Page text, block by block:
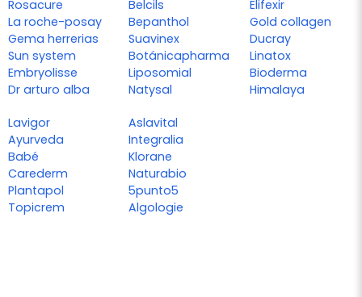
Rosacure
La roche-posay
Gema herrerias
Sun system
Embryolisse
Dr arturo alba
Belcils
Bepanthol
Suavinex
Botánicapharma
Liposomial
Natysal
Elifexir
Gold collagen
Ducray
Linatox
Bioderma
Himalaya
Lavigor
Ayurveda
Babé
Carederm
Plantapol
Topicrem
Aslavital
Integralia
Klorane
Naturabio
5punto5
Algologie